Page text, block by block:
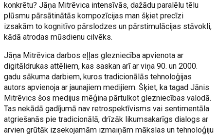
konkrētu? Jāņa Mitrēvica intensīvās, dažādu paralēlu tēlu
plūsmu pārsātinātās kompozīcijas man šķiet precīzi
izsakām to kognitīvo pārslodzes un pārstimulācijas stāvokli,
kādā atrodas mūsdienu cilvēks.
Jāņa Mitrēvica darbos eļļas glezniecība apvienota ar
digitāldrukas attēliem, kas saskan arī ar viņa 90. un 2000.
gadu sākuma darbiem, kuros tradicionālās tehnoloģijas
autors apvienoja ar jaunajiem medijiem. Šķiet, ka tagad Jānis
Mitrēvics šos medijus mēģina pārtulkot glezniecības valodā.
Tas nekādā gadījumā nav retrospektīvisms vai sentimentāla
atgriešanās pie tradicionālā, drīzāk likumsakarīgs dialogs ar
arvien grūtāk izsekojamām izmaiņām mākslas un tehnoloģiju